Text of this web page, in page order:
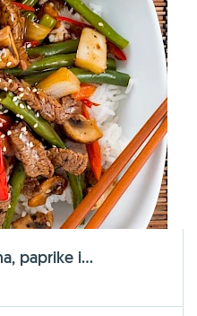
paprike i...